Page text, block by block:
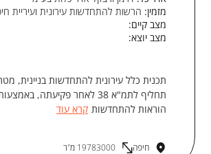
מזמין: הרשות להתחדשות עירונית ועיריית
מצב קיים:
מצב יוצא:
תכנית כלל עירונית להתחדשות בניינית,
תחליף לתמ"א 38 לאחר פקיעתה,
הוראות להתחדשות קרא עוד
חיפה 19783000 מ"ר